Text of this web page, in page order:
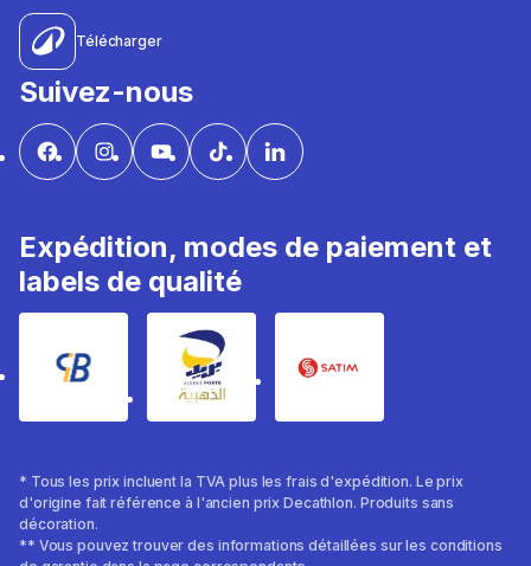
Télécharger
Suivez-nous
Expédition, modes de paiement et
labels de qualité
* Tous les prix incluent la TVA plus les frais d'expédition. Le prix
d'origine fait référence à l'ancien prix Decathlon. Produits sans
décoration.
** Vous pouvez trouver des informations détaillées sur les conditions